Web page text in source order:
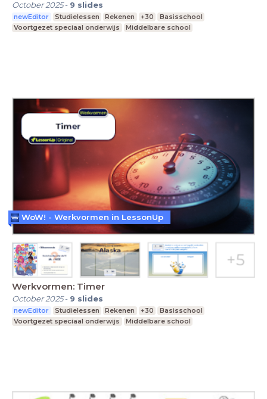
October 2025- 9 slides
newEditor Studielessen Rekenen +30
Basisschool
Voortgezet speciaal onderwijs
Middelbare school
Werkvormen: Timer
October 2025- 9 slides
newEditor Studielessen Rekenen +30
Basisschool
Voortgezet speciaal onderwijs
Middelbare school
WoW! - Werkvormen in LessonUp